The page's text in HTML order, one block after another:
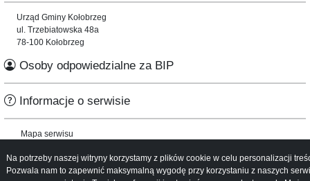
Urząd Gminy Kołobrzeg
ul. Trzebiatowska 48a
78-100 Kołobrzeg
Osoby odpowiedzialne za BIP
Informacje o serwisie
Mapa serwisu
Na potrzeby naszej witryny korzystamy z plików cookie w celu personalizacji
Pozwala nam to zapewnić maksymalną wygodę przy korzystaniu z naszych